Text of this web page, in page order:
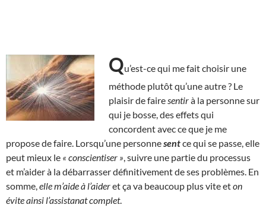
Qu’est-ce qui me fait choisir une
méthode plutôt qu’une autre ? Le
plaisir de faire sentirà la personne sur
qui je bosse, des effets qui
concordent avec ce que je me
propose de faire. Lorsqu’une personnesentce qui se passe, elle
peut mieux le « conscientiser » , suivre une partie du processus
et m’aider à la débarrasser définitivement de ses problèmes. En
somme, elle m’aide à l’aideret ça va beaucoup plus vite eton
évite ainsi l’assistanat complet.